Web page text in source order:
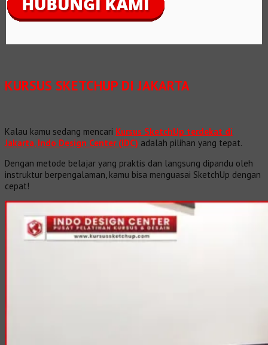
KURSUS SKETCHUP DI JAKARTA
Kalau kamu sedang mencari Kursus SketchUp terdekat di
Jakarta, Indo Design Center (IDC) adalah pilihan yang tepat.
Dengan metode belajar yang praktis dan langsung dipandu oleh
instruktur berpengalaman, kamu bisa menguasai SketchUp dengan
cepat!